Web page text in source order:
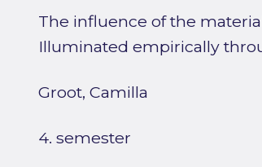
The influence of the
Illuminated empirically
Groot, Camilla
4. semester